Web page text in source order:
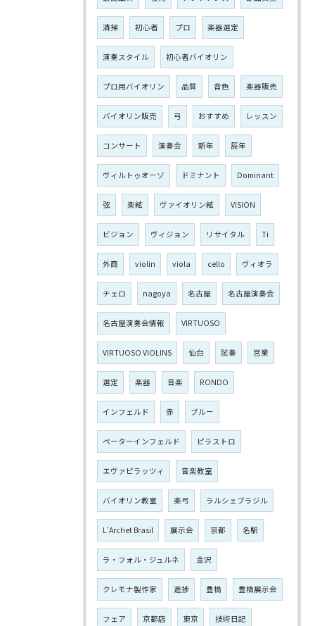
清掃 初心者 プロ 楽器選定
演奏スタイル 初心者バイオリン
プロ用バイオリン 品質 音色 楽器販売
バイオリン販売 弓 おすすめ レッスン
コンサート 演奏会 新年 辰年
ヴィルトゥオーゾ ドミナント Dominant
弦 楽絃 ヴァイオリン絃 VISION
ビジョン ヴィジョン リサイタル Ti
外商 violin viola cello ヴィオラ
チェロ nagoya 名古屋 名古屋演奏会
名古屋演奏会情報 VIRTUOSO
VIRTUOSO VIOLINS 仙台 試奏 営業
選定 楽器 音楽 RONDO
インフェルド 赤 ブルー
ペーターインフェルド ピラストロ
エヴァピラッツィ 音楽教室
バイオリン教室 楽弓 ラルシェブラジル
L'Archet Brasil 展示会 京都 名駅
ラ・フォル・ジュルネ 金沢
クレモナ製作家 進捗 豊橋 豊橋展示会
フェア 京都店 東京 技術日記